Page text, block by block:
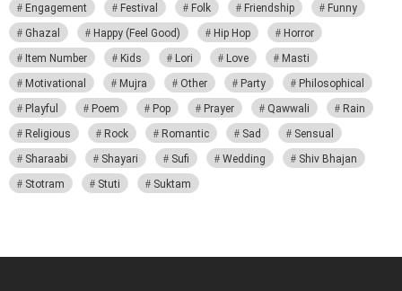
Engagement
Festival Folk Friendship
Funny
Ghazal
Happy (Feel Good) Hip Hop
Horror
Item Number
Kids Lori Love
Masti
Motivational
Mujra Other Party
Philosophical
Playful
Poem Pop Prayer Qawwali
Rain
Religious
Rock Romantic Sad
Sensual
Sharaabi
Shayari Sufi Wedding
Shiv Bhajan
Stotram
Stuti Suktam